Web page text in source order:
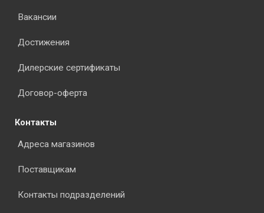
Вакансии
Достижения
Дилерские сертификаты
Договор-оферта
Контакты
Адреса магазинов
Поставщикам
Контакты подразделений